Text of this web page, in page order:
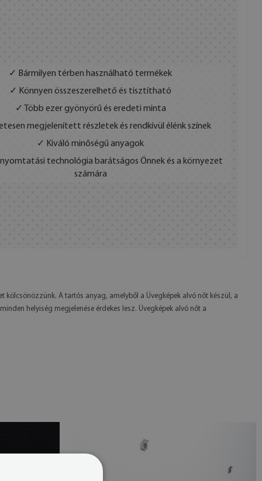
✓ Bármilyen térben használható termékek
✓ Könnyen összeszerelhető és tisztítható
✓ Több ezer gyönyörű és eredeti minta
megjelenített részletek és rendkívül élénk színek
✓ Kiváló minőségű anyagok
technológia barátságos Önnek és a környezet
számára
kölcsönözzünk. A tartós anyag, amelyből a Üvegképek alvó nőt készül, a
helyiség megjelenése érdekes lesz. Üvegképek alvó nőt a